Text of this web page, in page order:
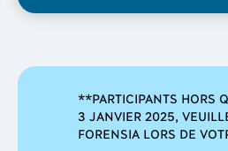
**PARTICIPANTS HORS
3 JANVIER 2025,
FORENSIA LORS DE